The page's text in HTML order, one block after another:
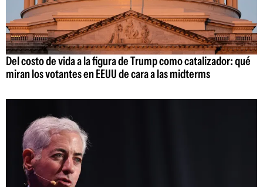
Del costo de vida a la figura de Trump como catalizador: qué
miran los votantes en EEUU de cara a las midterms